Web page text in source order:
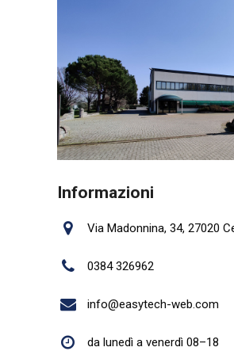
Informazioni
Via Madonnina, 34, 27020
0384 326962
info@easytech-web.com
da lunedì a venerdì 08–18